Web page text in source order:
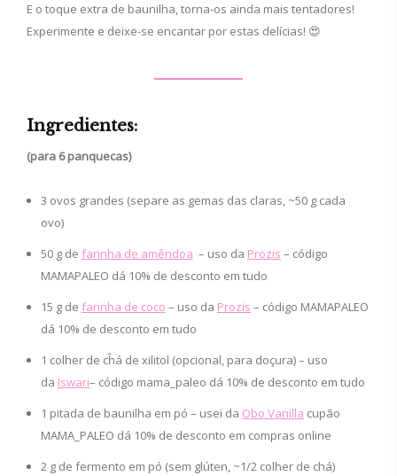
E o toque extra de baunilha, torna-os ainda mais tentadores!
Experimente e deixe-se encantar por estas delícias! 😍
Ingredientes:
(para 6 panquecas)
3 ovos grandes (separe as gemas das claras, ~50 g cada
ovo)
50 g de farinha de amêndoa – uso da Prozis – código
MAMAPALEO dá 10% de desconto em tudo
15 g de farinha de coco – uso da Prozis – código MAMAPALEO
dá 10% de desconto em tudo
1 colher de cĥá de xilitol (opcional, para doçura) – uso
da Iswari– código mama_paleo dá 10% de desconto em tudo
1 pitada de baunilha em pó – usei da Obo Vanilla cupão
MAMA_PALEO dá 10% de desconto em compras online
2 g de fermento em pó (sem glúten, ~1/2 colher de chá)